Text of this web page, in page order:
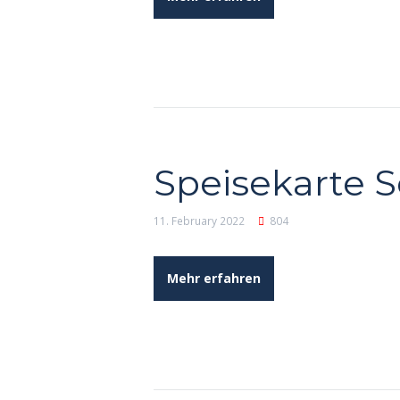
Speisekarte
11. February 2022 804
Mehr erfahren